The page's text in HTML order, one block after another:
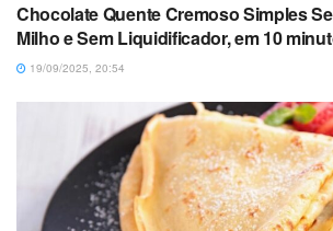
Chocolate Quente Cremoso Simples
Milho e Sem Liquidificador, em 10
19/09/2025, 20:54